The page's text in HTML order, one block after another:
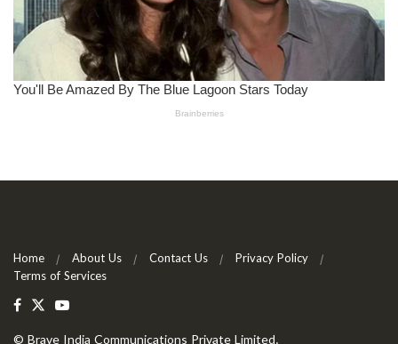
Home About Us Contact Us
Privacy Policy
Terms of Services
© Brave India Communications Private Limited.